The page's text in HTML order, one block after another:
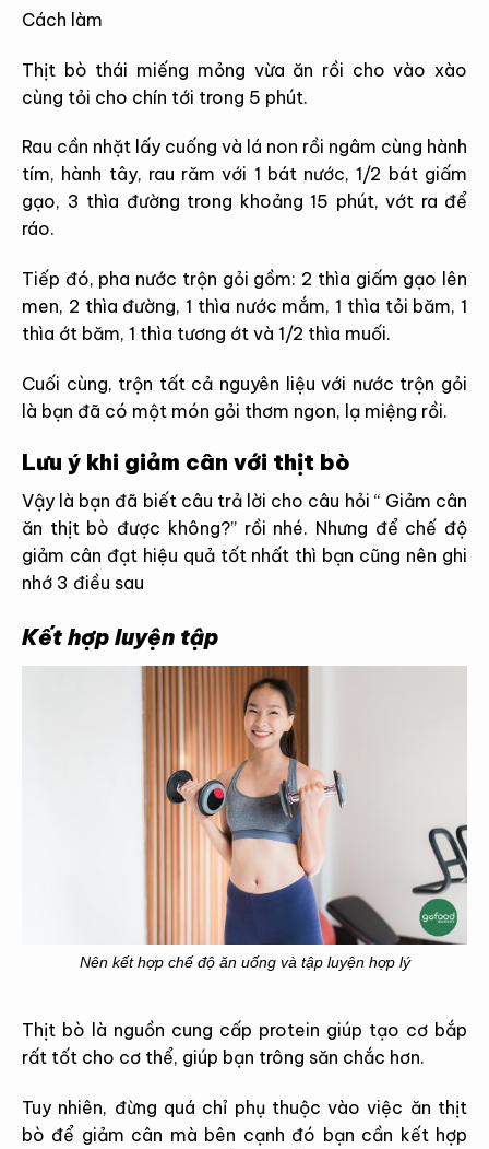
Cách làm
Thịt bò thái miếng mỏng vừa ăn rồi cho vào xào
cùng tỏi cho chín tới trong 5 phút.
Rau cần nhặt lấy cuống và lá non rồi ngâm cùng hành
tím, hành tây, rau răm với 1 bát nước, 1/2 bát giấm
gạo, 3 thìa đường trong khoảng 15 phút, vớt ra để
ráo.
Tiếp đó, pha nước trộn gỏi gồm: 2 thìa giấm gạo lên
men, 2 thìa đường, 1 thìa nước mắm, 1 thìa tỏi băm, 1
thìa ớt băm, 1 thìa tương ớt và 1/2 thìa muối.
Cuối cùng, trộn tất cả nguyên liệu với nước trộn gỏi
là bạn đã có một món gỏi thơm ngon, lạ miệng rồi.
Lưu ý khi giảm cân với thịt bò
Vậy là bạn đã biết câu trả lời cho câu hỏi “ Giảm cân
ăn thịt bò được không?” rồi nhé. Nhưng để chế độ
giảm cân đạt hiệu quả tốt nhất thì bạn cũng nên ghi
nhớ 3 điều sau
Kết hợp luyện tập
Nên kết hợp chế độ ăn uống và tập luyện hợp lý
Thịt bò là nguồn cung cấp protein giúp tạo cơ bắp
rất tốt cho cơ thể, giúp bạn trông săn chắc hơn.
Tuy nhiên, đừng quá chỉ phụ thuộc vào việc ăn thịt
bò để giảm cân mà bên cạnh đó bạn cần kết hợp